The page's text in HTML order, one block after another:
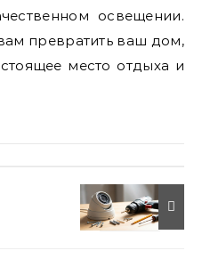
освещении.
превратить ваш дом,
место отдыха и